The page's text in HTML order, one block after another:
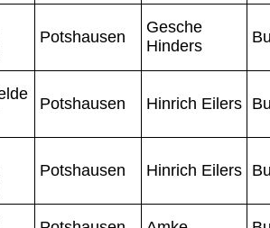
Potshausen
Gesche
Hinders
Potshausen Hinrich Eilers
Potshausen Hinrich Eilers